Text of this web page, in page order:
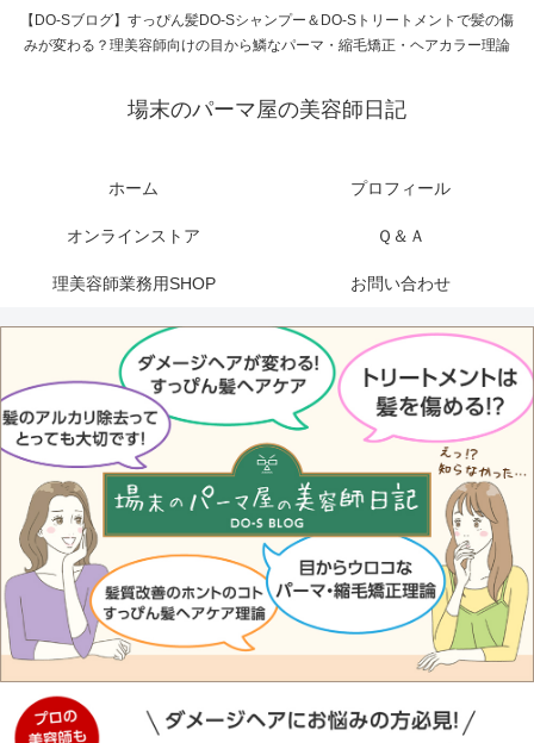
【DO-Sブログ】すっぴん髪DO-Sシャンプー＆DO-Sトリートメントで髪の傷
みが変わる？理美容師向けの目から鱗なパーマ・縮毛矯正・ヘアカラー理論
場末のパーマ屋の美容師日記
ホーム プロフィール
オンラインストア Ｑ＆Ａ
理美容師業務用SHOP お問い合わせ